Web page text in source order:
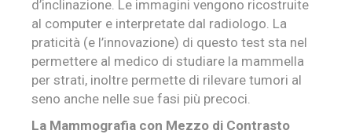
d’inclinazione. Le immagini vengono ricostruite
al computer e interpretate dal radiologo. La
praticità (e l’innovazione) di questo test sta nel
permettere al medico di studiare la mammella
per strati, inoltre permette di rilevare tumori al
seno anche nelle sue fasi più precoci.
La Mammografia con Mezzo di Contrasto